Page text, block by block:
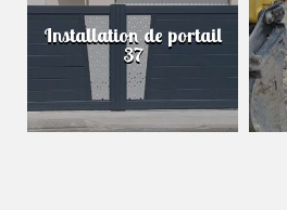
Installation de portail
37